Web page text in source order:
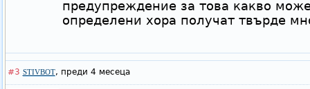
предупреждение за това какво
определени хора получат твърде
#3 STIVBOT, преди 4 месеца